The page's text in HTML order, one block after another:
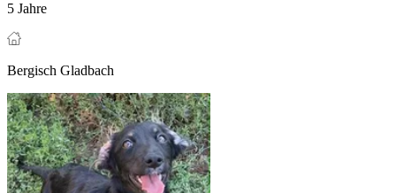
5 Jahre
Bergisch Gladbach